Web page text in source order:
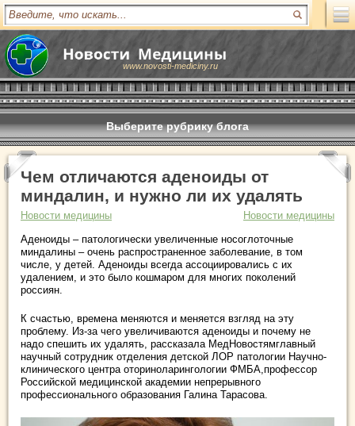
www.novosti-mediciny.ru
Выберите рубрику блога
Чем отличаются аденоиды от
миндалин, и нужно ли их удалять
Новости медицины
Новости медицины
Аденоиды – патологически увеличенные носоглоточные
миндалины – очень распространенное заболевание, в том
числе, у детей. Аденоиды всегда ассоциировались с их
удалением, и это было кошмаром для многих поколений
россиян.
К счастью, времена меняются и меняется взгляд на эту
проблему. Из-за чего увеличиваются аденоиды и почему не
надо спешить их удалять, рассказала МедНовостямглавный
научный сотрудник отделения детской ЛОР патологии Научно-
клинического центра оториноларингологии ФМБА,профессор
Российской медицинской академии непрерывного
профессионального образования Галина Тарасова.